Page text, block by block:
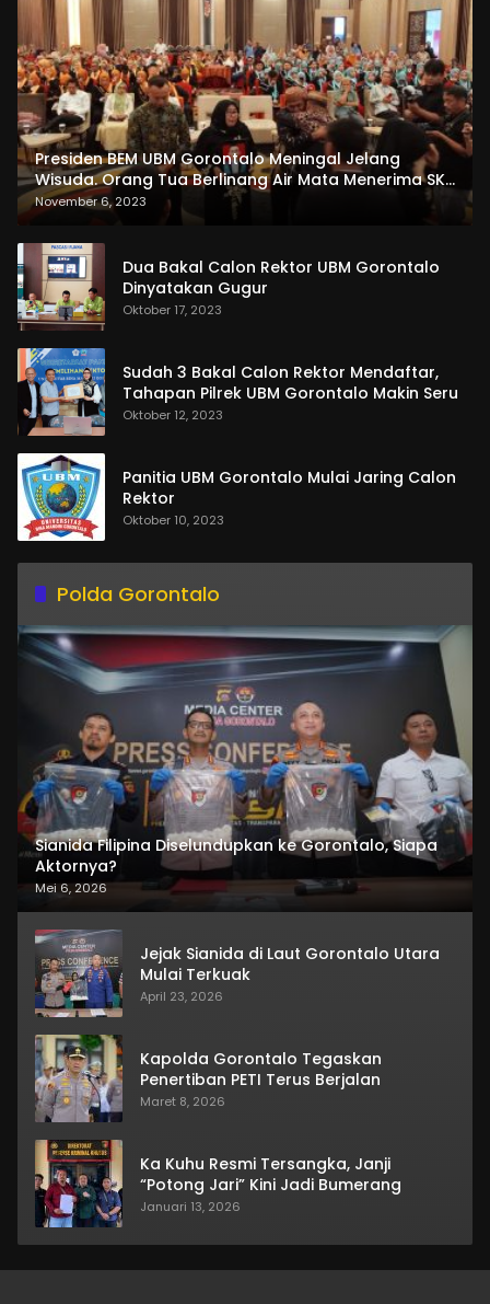
Presiden BEM UBM Gorontalo Meningal Jelang
Wisuda. Orang Tua Berlinang Air Mata Menerima SKL
dan Pemasangan Salempang
November 6, 2023
Dua Bakal Calon Rektor UBM Gorontalo
Dinyatakan Gugur
Oktober 17, 2023
Sudah 3 Bakal Calon Rektor Mendaftar,
Tahapan Pilrek UBM Gorontalo Makin Seru
Oktober 12, 2023
Panitia UBM Gorontalo Mulai Jaring Calon
Rektor
Oktober 10, 2023
Polda Gorontalo
Sianida Filipina Diselundupkan ke Gorontalo, Siapa
Aktornya?
Mei 6, 2026
Jejak Sianida di Laut Gorontalo Utara
Mulai Terkuak
April 23, 2026
Kapolda Gorontalo Tegaskan
Penertiban PETI Terus Berjalan
Maret 8, 2026
Ka Kuhu Resmi Tersangka, Janji
“Potong Jari” Kini Jadi Bumerang
Januari 13, 2026